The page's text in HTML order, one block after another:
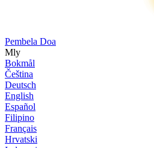
Pembela Doa
Mly
Bokmål
Čeština
Deutsch
English
Español
Filipino
Français
Hrvatski